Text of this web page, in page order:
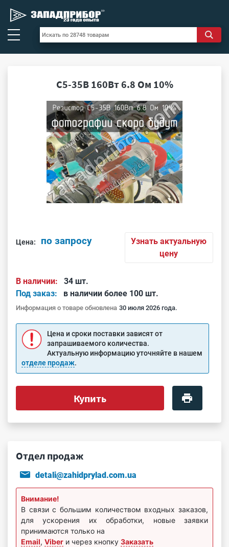
С5-35В 160Вт 6.8 Ом 10%
Цена: по запросу
Узнать актуальную
цену
В наличии:
34 шт.
Под заказ:
в наличии более 100 шт.
Информация о товаре обновлена 30 июля 2026 года.
Цена и сроки поставки зависят от
запрашиваемого количества.
Актуальную информацию уточняйте в нашем
отделе продаж.
Купить
Отдел продаж
detali@zahidprylad.com.ua
Внимание!
В связи с большим количеством входных заказов,
для ускорения их обработки, новые заявки
принимаются только на
Email, Viber и через кнопку Заказать